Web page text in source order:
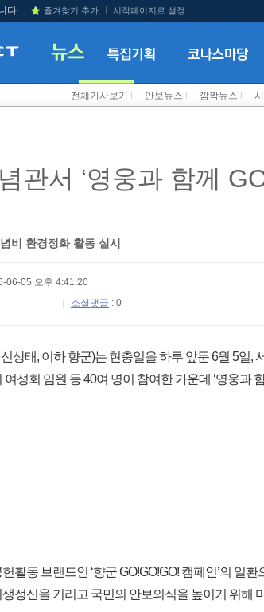
다 즐겨찾기 추가 시작페이지로 설정
전체기사보기 안보뉴스 깜짝뉴스
관서 ‘영웅과 함께
비 환경정화 활동 실시
06-05 오후 4:41:20
소셜댓글 : 0
상태, 이하 향군)는 현충일을 하루 앞둔 6월 5일,
성회 임원 등 40여 명이 참여한 가운데 ‘영웅과
활동 브랜드인 ‘향군 GO!GO!GO! 캠페인’의 일
정신을 기리고 국민의 안보의식을 높이기 위해